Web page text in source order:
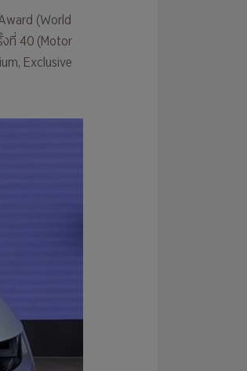
(World
งที่ 40 (Motor
Exclusive